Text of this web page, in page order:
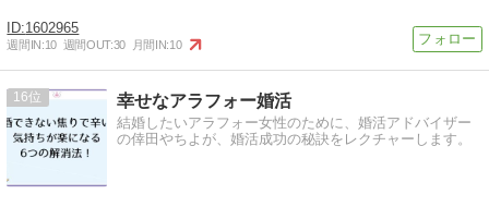
1602965
週間IN:10 週間OUT:30 月間IN:10
16 幸せなアラフォー婚活
結婚したいアラフォー女性のために、婚活アドバイザー
の倖田やちよが、婚活成功の秘訣をレクチャーします。